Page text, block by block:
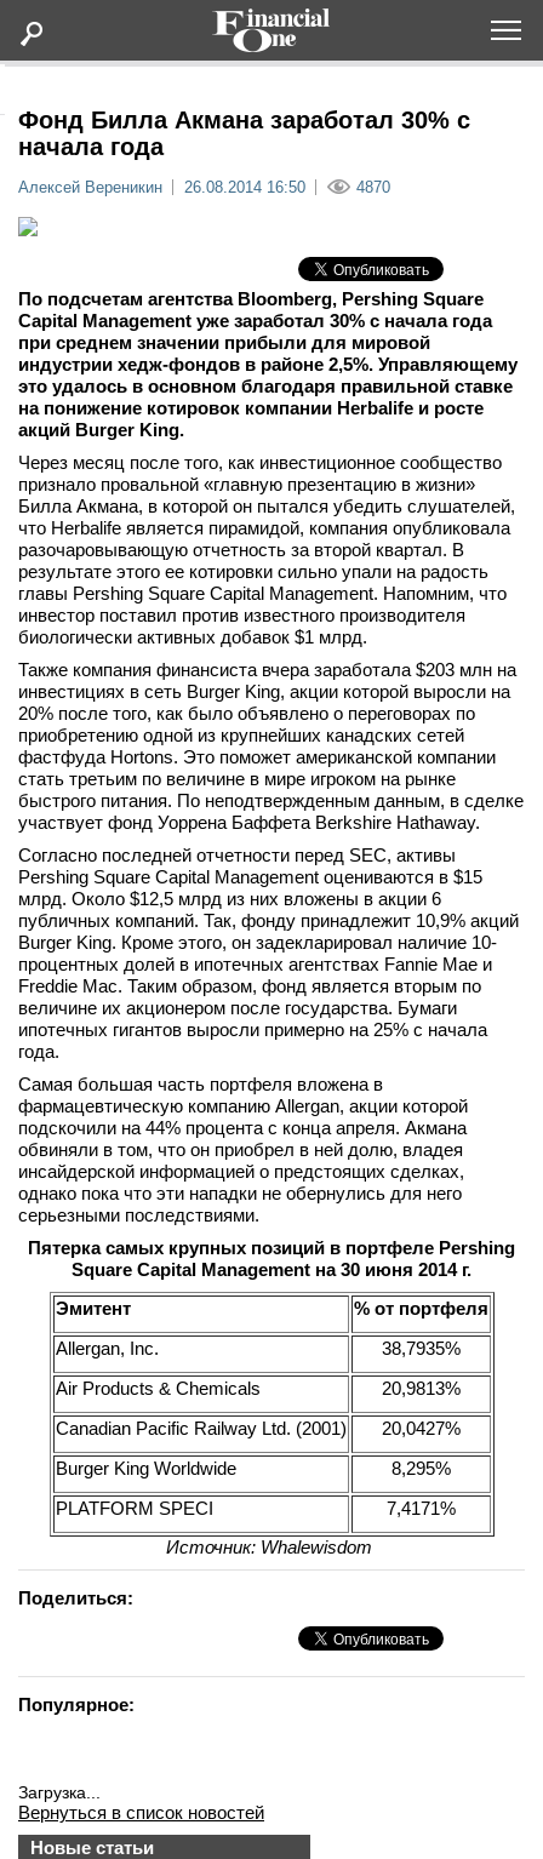
Статьи
Lifestyle
Мероприятия
Новости
Интервью
вконтакте
телеграм
Стать автором
Вход
Фонд Билла Акмана заработал 30% с
начала года
Алексей Вереникин 26.08.2014 16:50 4870
По подсчетам агентства Bloomberg, Pershing Square
Capital Management уже заработал 30% с начала года
при среднем значении прибыли для мировой
индустрии хедж-фондов в районе 2,5%. Управляющему
это удалось в основном благодаря правильной ставке
на понижение котировок компании Herbalife и росте
акций Burger King.
Через месяц после того, как инвестиционное сообщество
признало провальной «главную презентацию в жизни»
Билла Акмана, в которой он пытался убедить слушателей,
что Herbalife является пирамидой, компания опубликовала
разочаровывающую отчетность за второй квартал. В
результате этого ее котировки сильно упали на радость
главы Pershing Square Capital Management. Напомним, что
инвестор поставил против известного производителя
биологически активных добавок $1 млрд.
Также компания финансиста вчера заработала $203 млн на
инвестициях в сеть Burger King, акции которой выросли на
20% после того, как было объявлено о переговорах по
приобретению одной из крупнейших канадских сетей
фастфуда Hortons. Это поможет американской компании
стать третьим по величине в мире игроком на рынке
быстрого питания. По неподтвержденным данным, в сделке
участвует фонд Уоррена Баффета Berkshire Hathaway.
Согласно последней отчетности перед SEC, активы
Pershing Square Capital Management оцениваются в $15
млрд. Около $12,5 млрд из них вложены в акции 6
публичных компаний. Так, фонду принадлежит 10,9% акций
Burger King. Кроме этого, он задекларировал наличие 10-
процентных долей в ипотечных агентствах Fannie Mae и
Freddie Mac. Таким образом, фонд является вторым по
величине их акционером после государства. Бумаги
ипотечных гигантов выросли примерно на 25% с начала
года.
Самая большая часть портфеля вложена в
фармацевтическую компанию Allergan, акции которой
подскочили на 44% процента с конца апреля. Акмана
обвиняли в том, что он приобрел в ней долю, владея
инсайдерской информацией о предстоящих сделках,
однако пока что эти нападки не обернулись для него
серьезными последствиями.
Пятерка самых крупных позиций в портфеле Pershing
Square Capital Management на 30 июня 2014 г.
Эмитент
% от портфеля
Allergan, Inc.
38,7935%
Air Products & Chemicals
20,9813%
Canadian Pacific Railway Ltd. (2001)
20,0427%
Burger King Worldwide
8,295%
PLATFORM SPECI
7,4171%
Источник: Whalewisdom
Поделиться:
Популярное:
Загрузка...
Вернуться в список новостей
Новые статьи